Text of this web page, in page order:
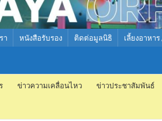
า หนังสือรับรอง ติดต่อมูลนิธิ เลี้ยงอาหาร
ข่าวความเคลื่อนไหว ข่าวประชาสัมพันธ์